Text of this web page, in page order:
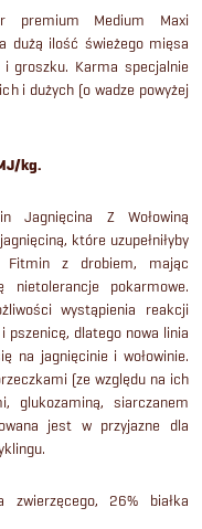
premium Medium Maxi
dużą ilość świeżego mięsa
groszku. Karma specjalnie
i dużych (o wadze powyżej
kg.
Jagnięcina Z Wołowiną
które uzupełniłyby
Fitmin z drobiem, mając
nietolerancje pokarmowe.
wystąpienia reakcji
pszenicę, dlatego nowa linia
na jagnięcinie i wołowinie.
(ze względu na ich
glukozaminą, siarczanem
jest w przyjazne dla
zwierzęcego, 26% białka